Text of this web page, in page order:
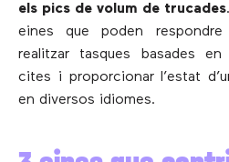
els pics de volum de trucades
eines que poden
realitzar tasques basades
cites i proporcionar l’estat
en diversos idiomes.